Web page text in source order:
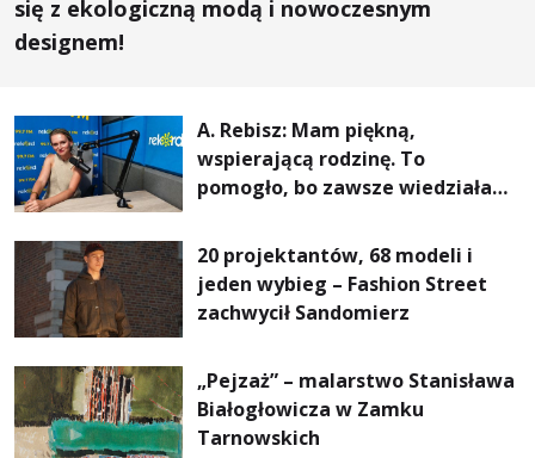
się z ekologiczną modą i nowoczesnym
designem!
A. Rebisz: Mam piękną,
wspierającą rodzinę. To
pomogło, bo zawsze wiedziałam,
najważniejsza
20 projektantów, 68 modeli i
jeden wybieg – Fashion Street
zachwycił Sandomierz
„Pejzaż” – malarstwo Stanisława
Białogłowicza w Zamku
Tarnowskich